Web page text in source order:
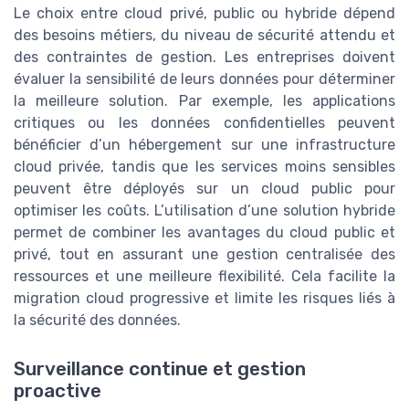
Le choix entre cloud privé, public ou hybride dépend
des besoins métiers, du niveau de sécurité attendu et
des contraintes de gestion. Les entreprises doivent
évaluer la sensibilité de leurs données pour déterminer
la meilleure solution. Par exemple, les applications
critiques ou les données confidentielles peuvent
bénéficier d’un hébergement sur une infrastructure
cloud privée, tandis que les services moins sensibles
peuvent être déployés sur un cloud public pour
optimiser les coûts. L’utilisation d’une solution hybride
permet de combiner les avantages du cloud public et
privé, tout en assurant une gestion centralisée des
ressources et une meilleure flexibilité. Cela facilite la
migration cloud progressive et limite les risques liés à
la sécurité des données.
Surveillance continue et gestion
proactive